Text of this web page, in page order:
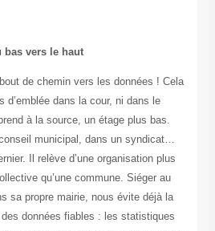
bas vers le haut
de chemin vers les données ! Cela
d’emblée dans la cour, ni dans le
à la source, un étage plus bas.
municipal, dans un syndicat…
Il relève d’une organisation plus
qu’une commune. Siéger au
sa propre mairie, nous évite déjà la
données fiables : les statistiques